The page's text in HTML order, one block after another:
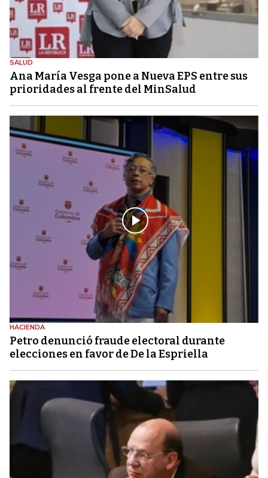
SALUD
Ana María Vesga pone a Nueva EPS entre sus
prioridades al frente del MinSalud
HACIENDA
Petro denunció fraude electoral durante
elecciones en favor de De la Espriella